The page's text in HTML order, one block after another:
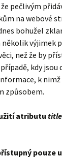
pečlivým
na webové
bohužel
výjimek
než že by
kdy
k nimž
způsobem.
atributu title
pouze